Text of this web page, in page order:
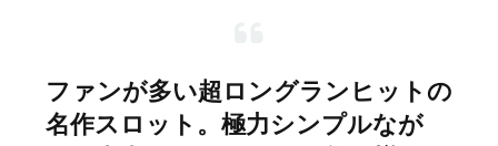
ファンが多い超ロングランヒットの
名作スロット。極力シンプルなが